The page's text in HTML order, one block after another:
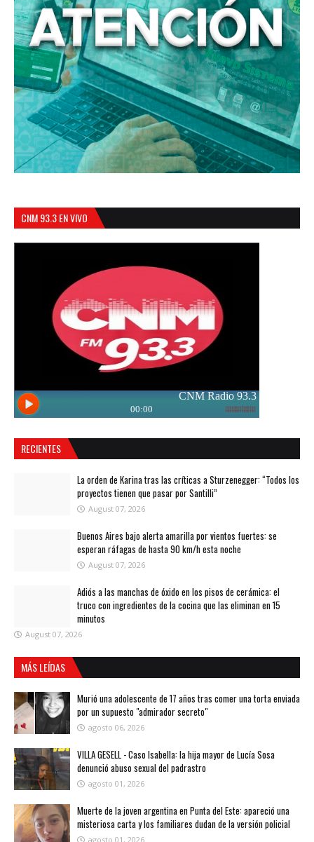
CNM 93.3 EN VIVO
RECIENTES
La orden de Karina tras las críticas a Sturzenegger: “Todos los
proyectos tienen que pasar por Santilli”
August 07, 2026
Buenos Aires bajo alerta amarilla por vientos fuertes: se
esperan ráfagas de hasta 90 km/h esta noche
August 07, 2026
Adiós a las manchas de óxido en los pisos de cerámica: el
truco con ingredientes de la cocina que las eliminan en 15
minutos
August 07, 2026
MÁS LEÍDAS
Murió una adolescente de 17 años tras comer una torta enviada
por un supuesto "admirador secreto"
agosto 06, 2026
VILLA GESELL - Caso Isabella: la hija mayor de Lucía Sosa
denunció abuso sexual del padrastro
agosto 01, 2026
Muerte de la joven argentina en Punta del Este: apareció una
misteriosa carta y los familiares dudan de la versión policial
agosto 01, 2026